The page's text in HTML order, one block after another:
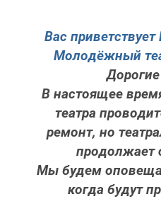
Вас
Молодёжный
В настоящее
театра
ремонт, но
продолжает
Мы будем
когда будут